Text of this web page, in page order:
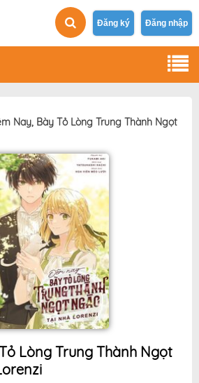
Đăng ký Đăng nhập
Nay, Bày Tỏ Lòng Trung Thành Ngọt
Lòng Trung Thành Ngọt